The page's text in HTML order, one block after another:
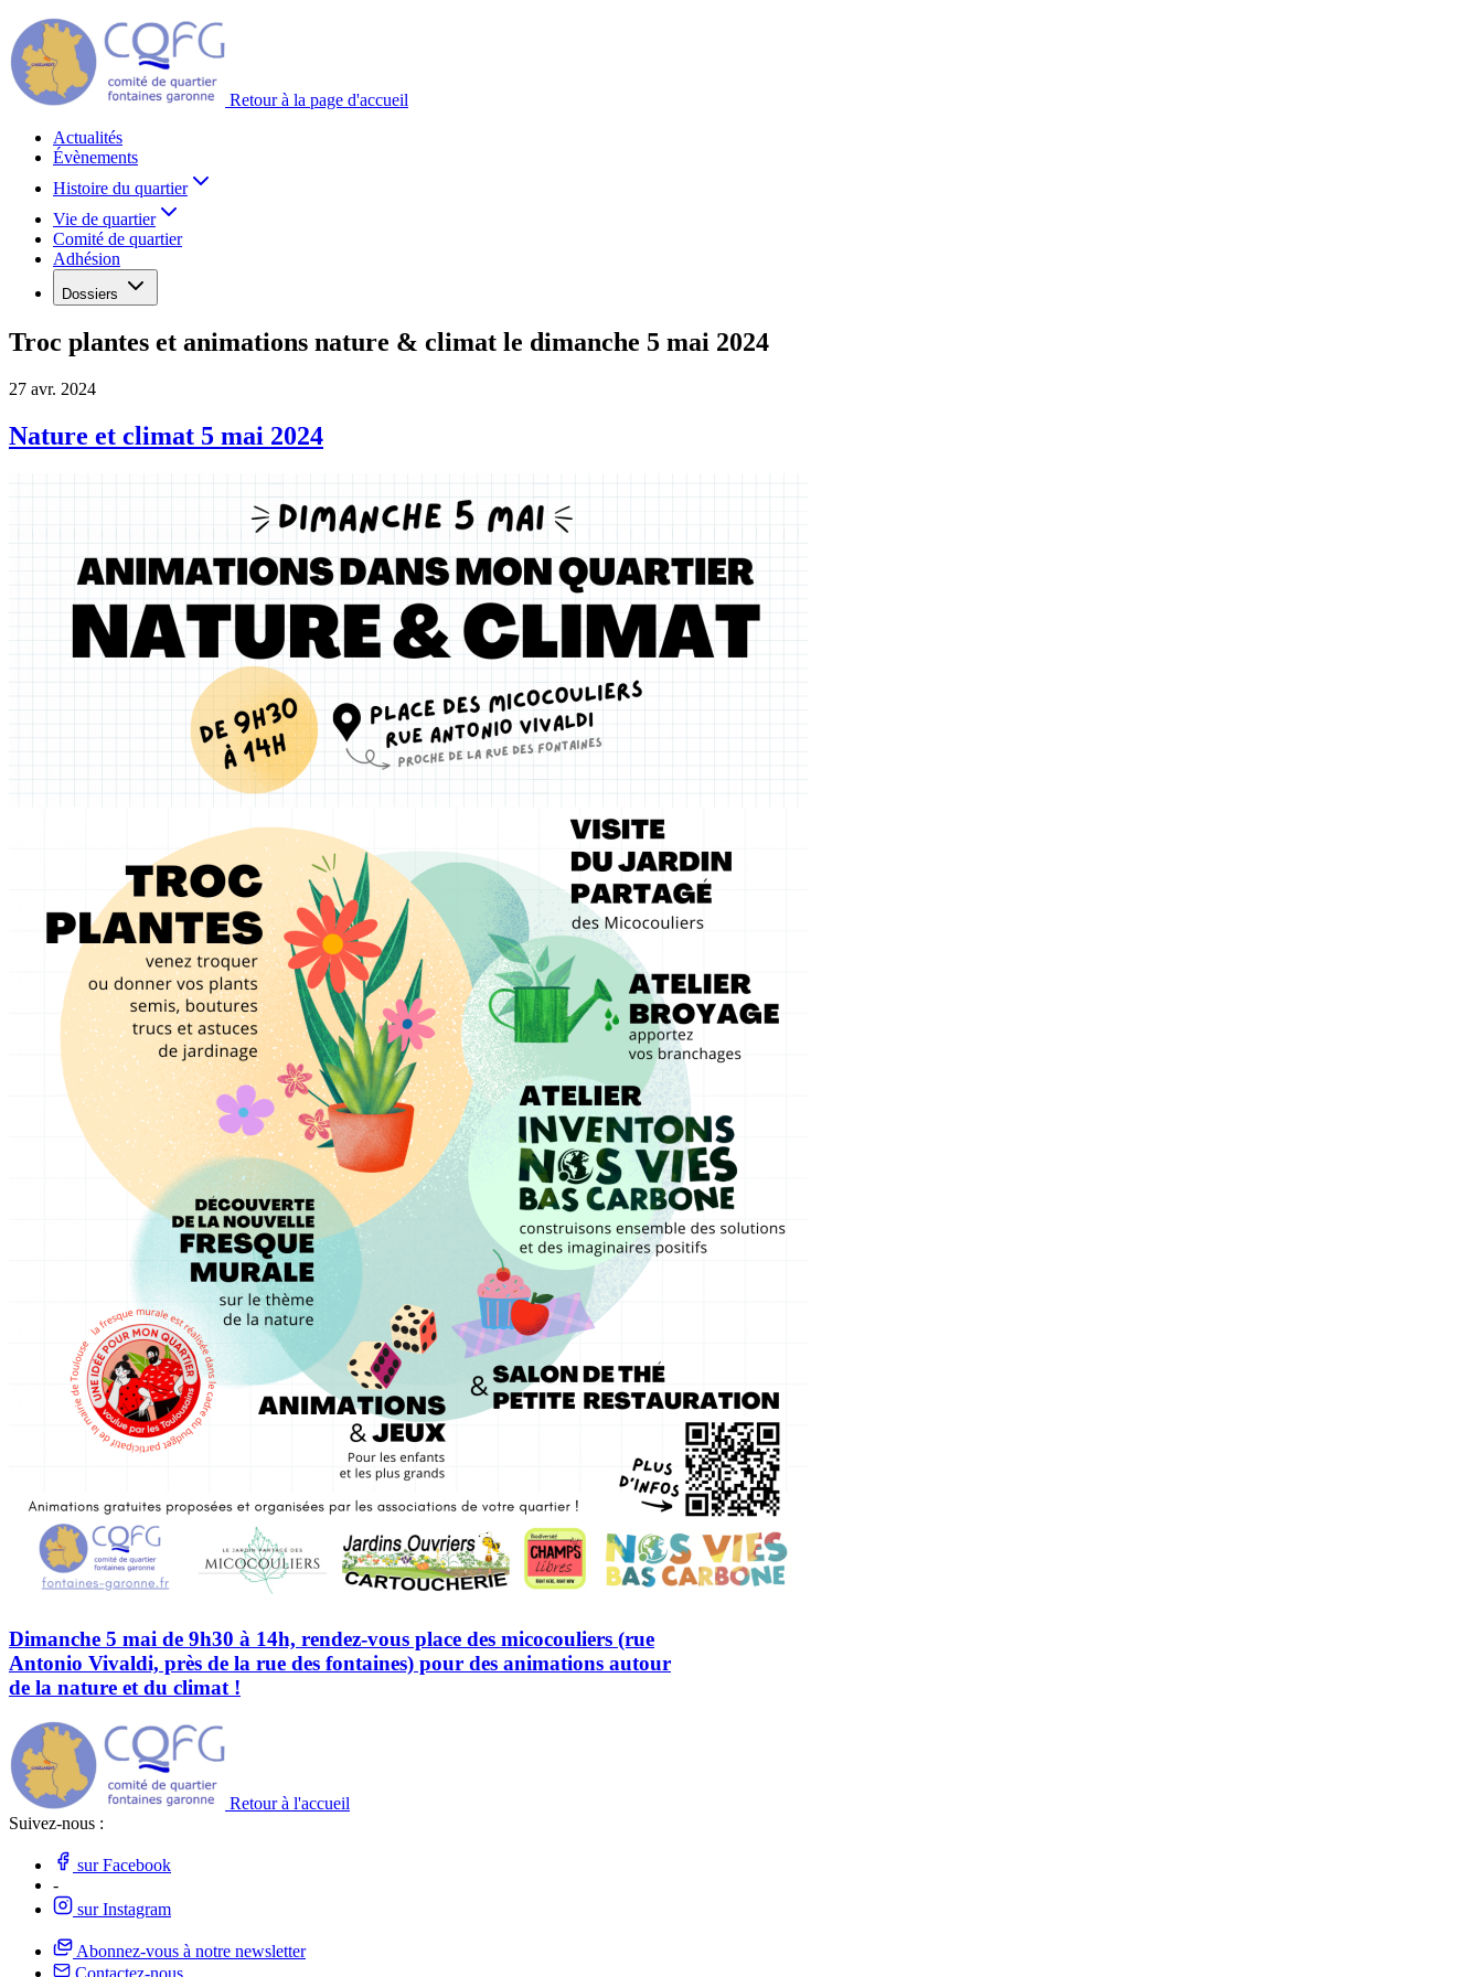
Retour à la page d'accueil
Actualités
Évènements
Histoire du quartier
Vie de quartier
Comité de quartier
Adhésion
Dossiers
Troc plantes et animations nature & climat le dimanche 5 mai 2024
27 avr. 2024
Nature et climat 5 mai 2024
Dimanche 5 mai de 9h30 à 14h, rendez-vous place des micocouliers (rue
Antonio Vivaldi, près de la rue des fontaines) pour des animations autour
de la nature et du climat !
Retour à l'accueil
Suivez-nous :
sur Facebook
-
sur Instagram
Abonnez-vous à notre newsletter
Contactez-nous